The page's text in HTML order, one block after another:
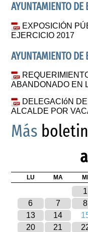
AYUNTAMIENTO DE
EXPOSICIÓN
EJERCICIO 2017
AYUNTAMIENTO DE
ABANDONADO EN
DELEGACIóN
ALCALDE POR
Más
LU MA MI
1
6
7 8
13
14
20
21